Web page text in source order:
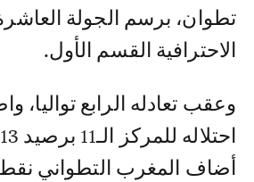
تطوان، برسم الجولة
الاحترافية القسم الأول.
وعقب تعادله الرابع تواليا،
أضاف المغرب التطواني